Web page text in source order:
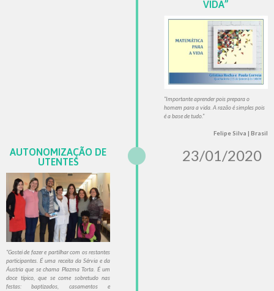
VIDA”
“Importante aprender pois prepara o
homem para a vida. A razão é simples pois
é a base de tudo.”
Felipe Silva | Brasil
AUTONOMIZAÇÃO DE
UTENTES
“Gostei de fazer e partilhar com os restantes
participantes. É uma receita da Sérvia e da
Áustria que se chama Plazma Torta. É um
doce típico, que se come sobretudo nas
festas: baptizados, casamentos e
23/01/2020